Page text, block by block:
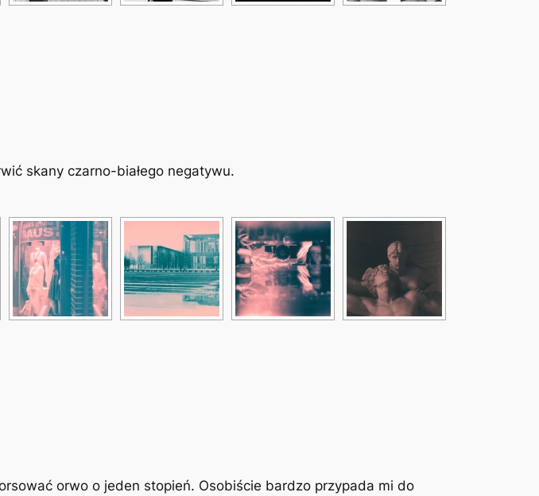
skany czarno-białego negatywu.
orwo o jeden stopień. Osobiście bardzo przypada mi do